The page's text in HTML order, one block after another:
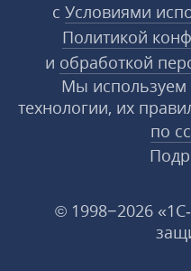
с Условиями
Политикой
и обработкой
Мы используем
технологии, их
по
© 1998−2026